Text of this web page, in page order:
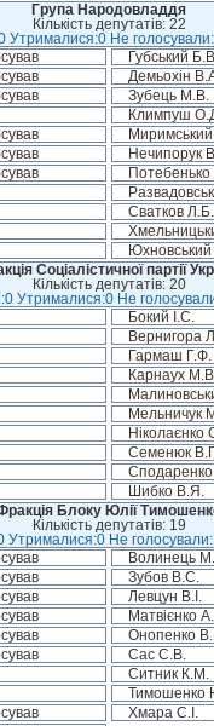
Група Народовладдя
Кількість депутатів: 22
Утрималися:0 Не
Губський
Демьохін
Зубець М.В.
Климпуш
Нечипорук
Сватков Л.Б.
Юхновський
Соціалістичної партії
Кількість депутатів: 20
Утрималися:0 Не
Бокий І.С.
Вернигора
Гармаш Г.Ф.
Карнаух
Мельничук
Ніколаєнко
Семенюк
Сподаренко
Шибко В.Я.
Блоку Юлії
Кількість депутатів: 19
Утрималися:0 Не
Волинець
Зубов В.С.
Левцун В.І.
Матвієнко
Онопенко
Сас С.В.
Ситник К.М.
Тимошенко
Хмара С.І.